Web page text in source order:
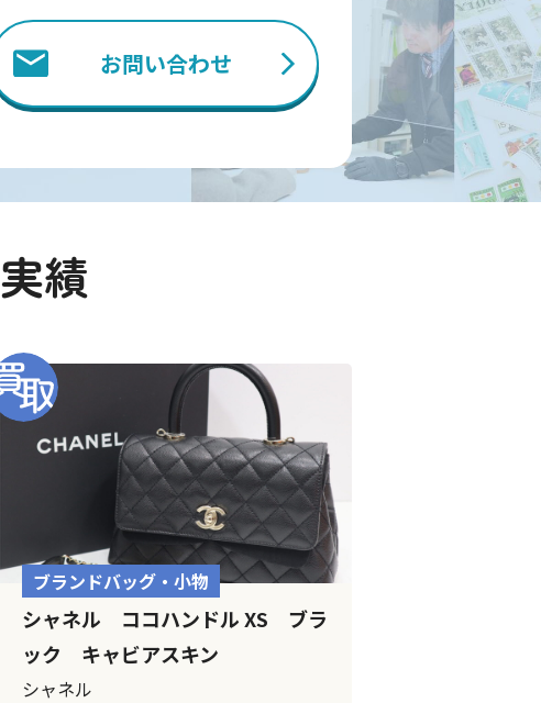
お問い合わせ
実績
ブランドバッグ・小物
シャネル ココハンドル XS ブラ
ック キャビアスキン
シャネル